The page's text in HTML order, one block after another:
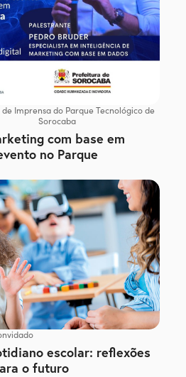
de Imprensa do Parque Tecnológico de
Sorocaba
com base em
no Parque
escolar: reflexões
o futuro